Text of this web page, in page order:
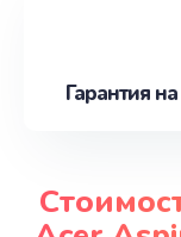
Гарантия